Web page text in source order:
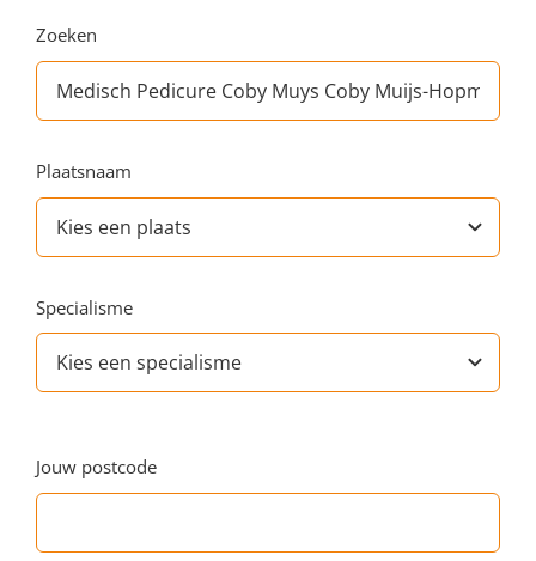
Zoeken
Plaatsnaam
Specialisme
Jouw postcode